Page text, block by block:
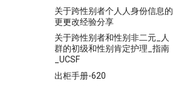
关于跨性别者个⼈人身份信息的
更更改经验分享
关于跨性别者和性别非二元_人
群的初级和性别肯定护理_指南
_UCSF
出柜手册-620